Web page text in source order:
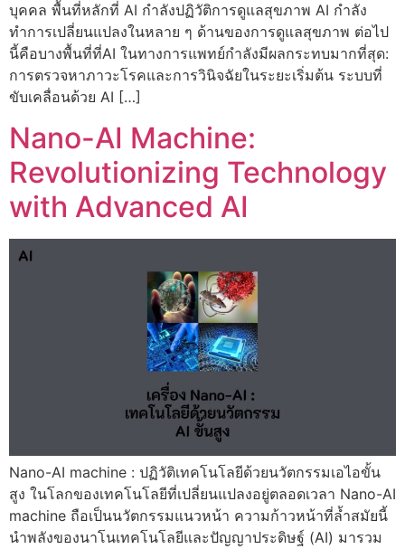
บุคคล พื้นที่หลักที่ AI กำลังปฏิวัติการดูแลสุขภาพ AI กำลัง
ทำการเปลี่ยนแปลงในหลาย ๆ ด้านของการดูแลสุขภาพ ต่อไป
นี้คือบางพื้นที่ที่AI ในทางการแพทย์กำลังมีผลกระทบมากที่สุด:
การตรวจหาภาวะโรคและการวินิจฉัยในระยะเริ่มต้น ระบบที่
ขับเคลื่อนด้วย AI […]
Nano-AI Machine:
Revolutionizing Technology
with Advanced AI
Nano-AI machine : ปฏิวัติเทคโนโลยีด้วยนวัตกรรมเอไอขั้น
สูง ในโลกของเทคโนโลยีที่เปลี่ยนแปลงอยู่ตลอดเวลา Nano-AI
machine ถือเป็นนวัตกรรมแนวหน้า ความก้าวหน้าที่ล้ำสมัยนี้
นำพลังของนาโนเทคโนโลยีและปัญญาประดิษฐ์ (AI) มารวม